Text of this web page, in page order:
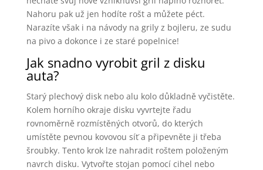
Nahoru pak už jen hodíte rošt a můžete péct.
Narazíte však i na návody na grily z bojleru, ze sudu
na pivo a dokonce i ze staré popelnice!
Jak snadno vyrobit gril z disku
auta?
Starý plechový disk nebo alu kolo důkladně vyčistěte.
Kolem horního okraje disku vyvrtejte řadu
rovnoměrně rozmístěných otvorů, do kterých
umístěte pevnou kovovou síť a připevněte ji třeba
šroubky. Tento krok lze nahradit roštem položeným
navrch disku. Vytvořte stojan pomocí cihel nebo